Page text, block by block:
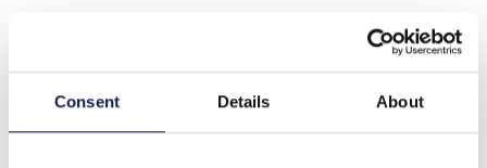
Consent Details About
positieve vrienden - narwal, een prachtige aanvulling op
je verzameling charman…Meer